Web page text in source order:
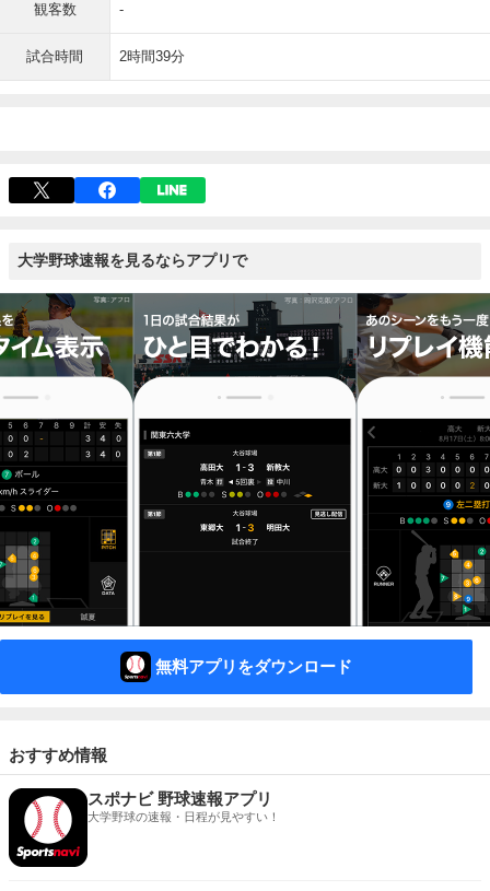
観客数 -
試合時間 2時間39分
大学野球速報を見るならアプリで
無料アプリをダウンロード
おすすめ情報
スポナビ 野球速報アプリ
大学野球の速報・日程が見やすい！